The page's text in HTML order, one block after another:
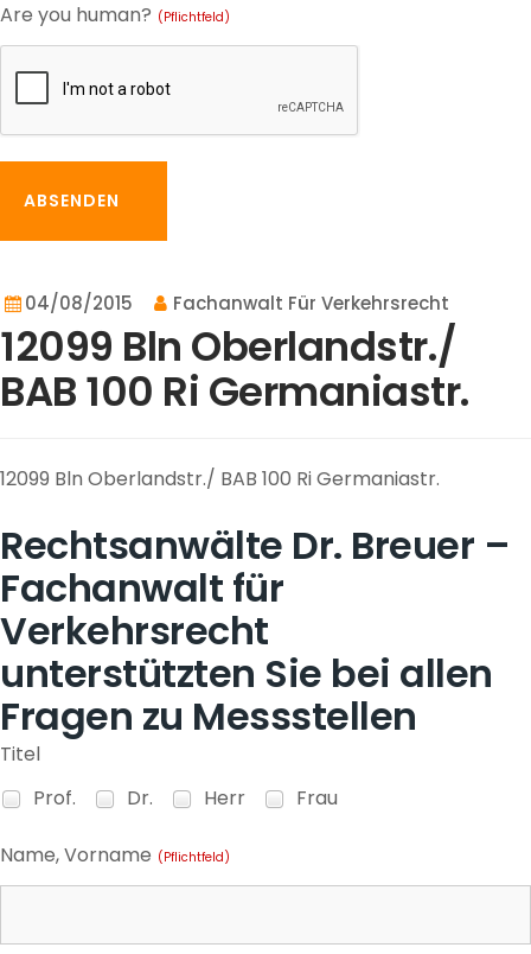
Are you human? (Pflichtfeld)
ABSENDEN
04/08/2015 Fachanwalt Für Verkehrsrecht
12099 Bln Oberlandstr./
BAB 100 Ri Germaniastr.
12099 Bln Oberlandstr./ BAB 100 Ri Germaniastr.
Rechtsanwälte Dr. Breuer –
Fachanwalt für
Verkehrsrecht
unterstützten Sie bei allen
Fragen zu Messstellen
Titel
Prof.
Dr. Herr Frau
Name, Vorname (Pflichtfeld)